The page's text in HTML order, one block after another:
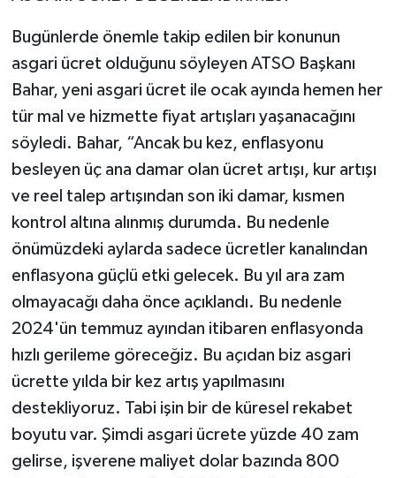
Bugünlerde önemle takip edilen bir konunun
asgari ücret olduğunu söyleyen ATSO Başkanı
Bahar, yeni asgari ücret ile ocak ayında hemen her
tür mal ve hizmette fiyat artışları yaşanacağını
söyledi. Bahar, “Ancak bu kez, enflasyonu
besleyen üç ana damar olan ücret artışı, kur artışı
ve reel talep artışından son iki damar, kısmen
kontrol altına alınmış durumda. Bu nedenle
önümüzdeki aylarda sadece ücretler kanalından
enflasyona güçlü etki gelecek. Bu yıl ara zam
olmayacağı daha önce açıklandı. Bu nedenle
2024'ün temmuz ayından itibaren enflasyonda
hızlı gerileme göreceğiz. Bu açıdan biz asgari
ücrette yılda bir kez artış yapılmasını
destekliyoruz. Tabi işin bir de küresel rekabet
boyutu var. Şimdi asgari ücrete yüzde 40 zam
gelirse, işverene maliyet dolar bazında 800